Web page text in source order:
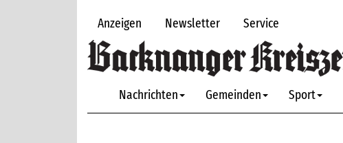
Anzeigen Newsletter Service
Nachrichten Gemeinden Sport